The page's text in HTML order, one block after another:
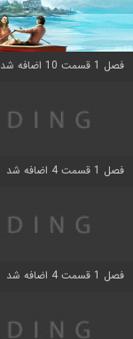
فصل 1 قسمت 10 اضافه شد
فصل 1 قسمت 4 اضافه شد
فصل 1 قسمت 4 اضافه شد